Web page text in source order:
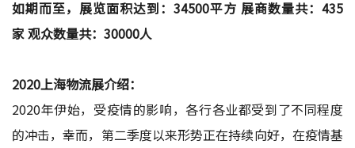
如期而至， 展览面积达到：34500平方 展商数量共：435
家观众数量共：30000人
2020上海物流展介绍：
2020年伊始，受疫情的影响，各行各业都受到了不同程度
的冲击，幸而，第二季度以来形势正在持续向好，在疫情基